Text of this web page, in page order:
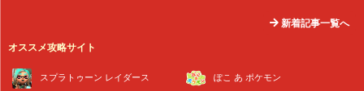
新着記事一覧へ
オススメ攻略サイト
スプラトゥーン レイダース ぽこ あ ポケモン